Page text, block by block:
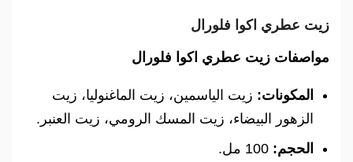
زيت عطري اكوا فلورال
مواصفات زيت عطري اكوا فلورال
المكونات: زيت الياسمين، زيت الماغنوليا، زيت
الزهور البيضاء، زيت المسك الرومي، زيت العنبر.
الحجم: